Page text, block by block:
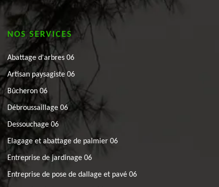
NOS SERVICES
Abattage d'arbres 06
Artisan paysagiste 06
Bûcheron 06
Débroussaillage 06
Dessouchage 06
Elagage et abattage de palmier 06
Entreprise de jardinage 06
Entreprise de pose de dallage et pavé 06